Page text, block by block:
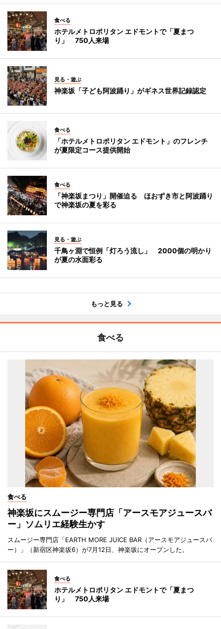
食べる
ホテルメトロポリタン エドモントで「夏まつ
り」 750人来場
見る・遊ぶ
神楽坂「子ども阿波踊り」がギネス世界記録認定
食べる
「ホテルメトロポリタン エドモント」のフレンチ
が夏限定コース提供開始
食べる
「神楽坂まつり」開催迫る ほおずき市と阿波踊り
で神楽坂の夏を彩る
見る・遊ぶ
千鳥ヶ淵で恒例「灯ろう流し」 2000個の明かり
が夏の水面彩る
もっと見る
食べる
食べる
神楽坂にスムージー専門店「アースモアジュースバ
ー」ソムリエ経験生かす
スムージー専門店「EARTH MORE JUICE BAR（アースモアジュースバ
ー）」（新宿区神楽坂6）が7月12日、神楽坂にオープンした。
食べる
ホテルメトロポリタン エドモントで「夏まつ
り」 750人来場